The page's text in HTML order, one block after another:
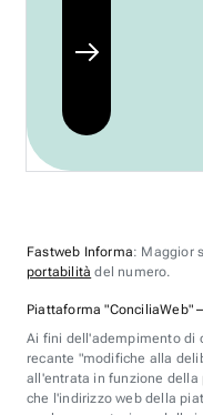
Fastweb Informa: Maggior
portabilità del numero.
Piattaforma "ConciliaWeb"
Ai fini dell'adempimento di
recante "modifiche alla
all'entrata in funzione della
che l'indirizzo web della